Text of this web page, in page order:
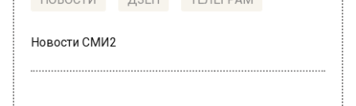
НОВОСТИ ДЗЕН ТЕЛЕГРАМ